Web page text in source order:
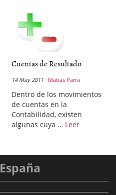
Cuentas de Resultado
14 May 2011 Matias Parra
Dentro de los movimientos
de cuentas en la
Contabilidad, existen
algunas cuya … Leer
España